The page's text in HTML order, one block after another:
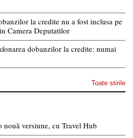
la credite nu a fost inclusa pe
Camera Deputatilor
dobanzilor la credite: numai
Toate stirile
versiune, cu Travel Hub